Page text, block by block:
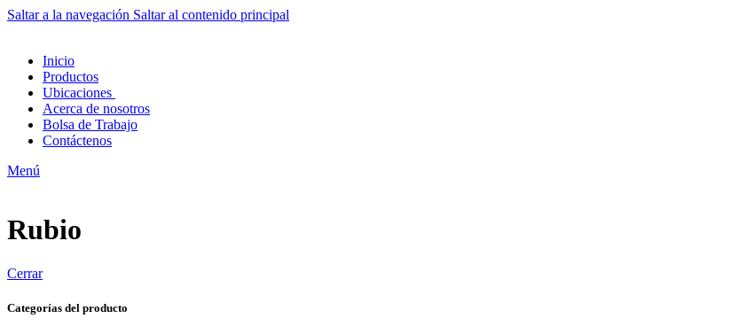
Saltar a la navegación Saltar al contenido principal
Inicio
Productos
Ubicaciones
Acerca de nosotros
Bolsa de Trabajo
Contáctenos
Menú
Rubio
Cerrar
Categorías del producto